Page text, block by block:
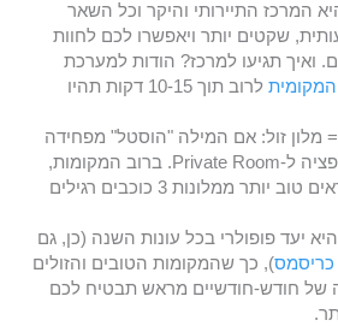
כאשר פראג 1 היא המרכז התיירותי והיקר וכל השאר
שקטים יותר ויאפשרו לכם לחוות
ואיך תגיעו למרכז? הודות למערכת
לרוב תוך 10-15 דקות תהיו
מלון זול: אם המילה "הוסטל" מפחידה
אתכם חפשו את האופציה ל-Private Room. ברוב המקומות,
החדרים הפרטיים נראים טוב יותר ממלונות 3 כוכבים רגילים
יעד פופולרי בכל עונות השנה (כן, גם
כריסמס), כך שהמקומות הטובים והזולים
של חודש-חודשיים מראש תבטיח לכם